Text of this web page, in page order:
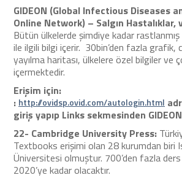
GIDEON (Global Infectious Diseases
Online Network) – Salgın Hastalıklar,
Bütün ülkelerde şimdiye kadar rastlanmış
ile ilgili bilgi içerir. 30bin’den fazla grafik,
yayılma haritası, ülkelere özel bilgiler ve
içermektedir.
Erişim için:
: http://ovidsp.ovid.com/autologin.html
giriş yapıp Links sekmesinden
22- Cambridge University Press:
Textbooks erişimi olan 28 kurumdan biri
Üniversitesi olmuştur. 700’den fazla ders
2020’ye kadar olacaktır.